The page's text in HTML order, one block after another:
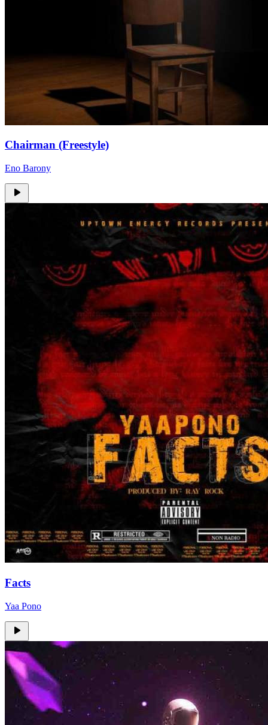
Chairman (Freestyle)
Eno Barony
Facts
Yaa Pono